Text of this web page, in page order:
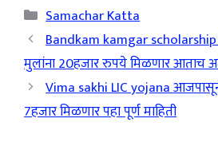
Categories
Samachar Katta
Bandkam kamgar scholarship
मुलांना 20हजार रुपये मिळणार आताच
Vima sakhi LIC yojana आजपासून
7हजार मिळणार पहा पूर्ण माहिती